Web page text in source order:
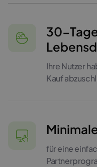
30-
Ihre Nutzer
Kauf
für eine